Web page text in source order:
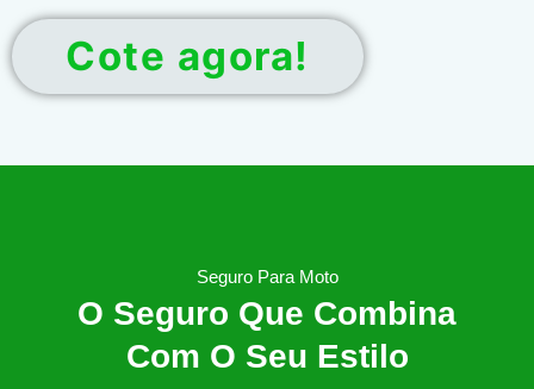
Cote agora!
Seguro Para Moto
O Seguro Que Combina
Com O Seu Estilo